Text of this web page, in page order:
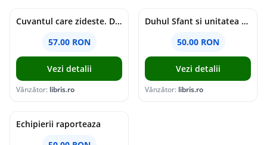
Cuvantul care zideste. Dialoguri - Vartan Arachelian
57.00 RON
Vezi detalii
Vânzător: libris.ro
Duhul Sfant si unitatea Bisericii. Jurnal de Conciliu - Andre Scrima
50.00 RON
Vezi detalii
Vânzător: libris.ro
Echipierii raporteaza